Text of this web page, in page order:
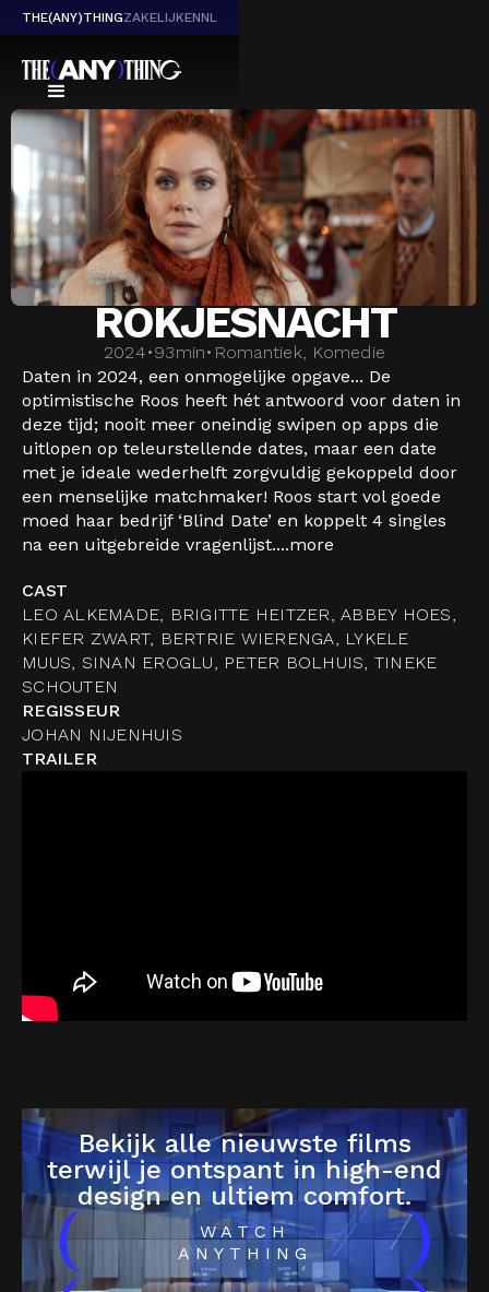
THE(ANY)THINGZAKELIJKENNL
ROKJESNACHT
2024•93min• Romantiek, Komedie
Daten in 2024, een onmogelijke opgave... De
optimistische Roos heeft hét antwoord voor daten in
deze tijd; nooit meer oneindig swipen op apps die
uitlopen op teleurstellende dates, maar een date
met je ideale wederhelft zorgvuldig gekoppeld door
een menselijke matchmaker! Roos start vol goede
moed haar bedrijf ‘Blind Date’ en koppelt 4 singles
na een uitgebreide vragenlijst....more
CAST
LEO ALKEMADE, BRIGITTE HEITZER, ABBEY HOES,
KIEFER ZWART, BERTRIE WIERENGA, LYKELE
MUUS, SINAN EROGLU, PETER BOLHUIS, TINEKE
SCHOUTEN
REGISSEUR
JOHAN NIJENHUIS
TRAILER
Bekijk alle nieuwste films
terwijl je ontspant in high-end
design en ultiem comfort.
(
WATCH
ANYTHING
)